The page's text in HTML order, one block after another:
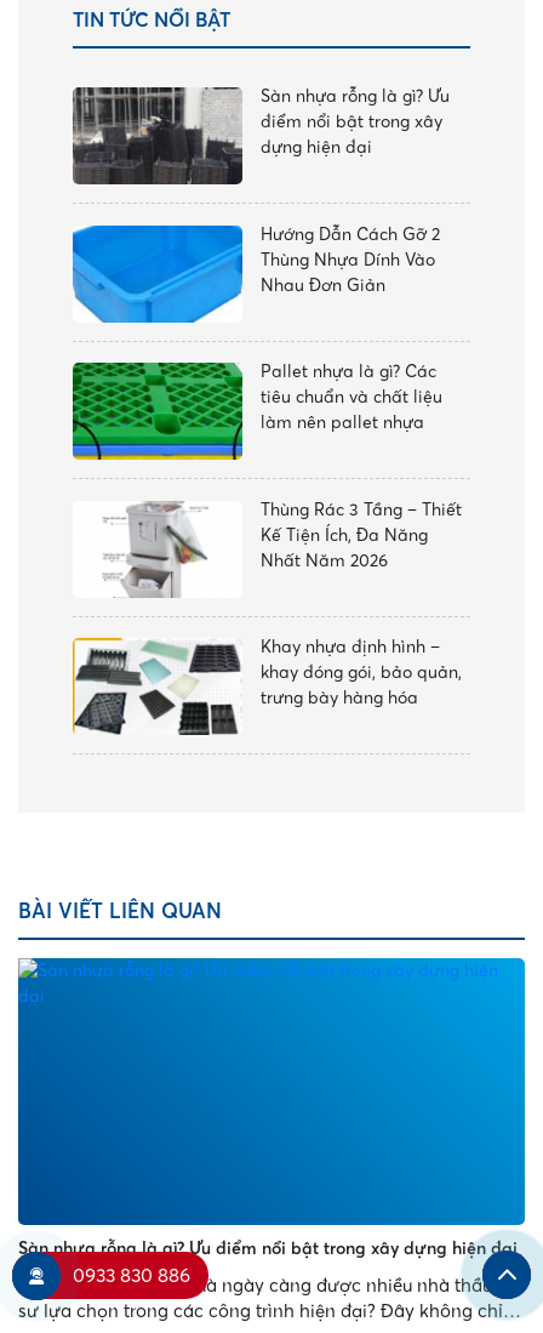
TIN TỨC NỔI BẬT
Sàn nhựa rỗng là gì? Ưu
điểm nổi bật trong xây
dựng hiện đại
Hướng Dẫn Cách Gỡ 2
Thùng Nhựa Dính Vào
Nhau Đơn Giản
Pallet nhựa là gì? Các
tiêu chuẩn và chất liệu
làm nên pallet nhựa
Thùng Rác 3 Tầng – Thiết
Kế Tiện Ích, Đa Năng
Nhất Năm 2026
Khay nhựa định hình –
khay đóng gói, bảo quản,
trưng bày hàng hóa
BÀI VIẾT LIÊN QUAN
Sàn nhựa rỗng là gì? Ưu điểm nổi bật trong xây dựng hiện đại
Sàn nhựa rỗng là gì mà ngày càng được nhiều nhà thầu, kỹ
sư lựa chọn trong các công trình hiện đại? Đây không chỉ là
0933 830 886